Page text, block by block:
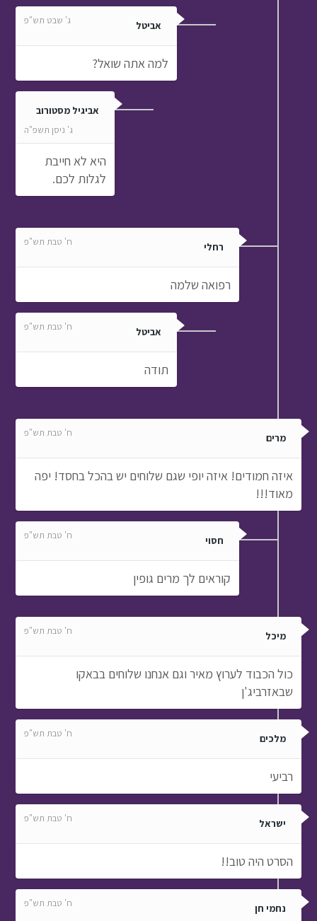
אביטל ג' שבט תש"פ
למה אתה שואל?
אביגיל מסטורוב
ג' ניסן תשפ"ה
היא לא חייבת
לגלות לכם.
רחלי ח' טבת תש"פ
רפואה שלמה
אביטל ח' טבת תש"פ
תודה
מרים ח' טבת תש"פ
איזה חמודים! איזה יופי שגם שלוחים יש בהכל בחסד! יפה
מאוד!!!
חסוי ח' טבת תש"פ
קוראים לך מרים גופין
מיכל ח' טבת תש"פ
כול הכבוד לערוץ מאיר וגם אנחנו שלוחים בבאקו
שבאזרביג'ן
מלכים ח' טבת תש"פ
רביעי
ישראל ח' טבת תש"פ
הסרט היה טוב!!
נחמי חן ח' טבת תש"פ